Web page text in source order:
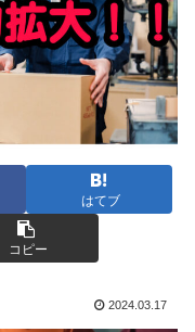
はてブ
コピー
2024.03.17